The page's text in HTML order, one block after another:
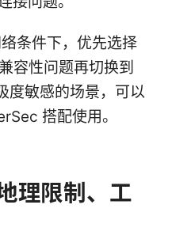
条件下，优先选择
容性问题再切换到
度敏感的场景，可以
搭配使用。
理限制、工